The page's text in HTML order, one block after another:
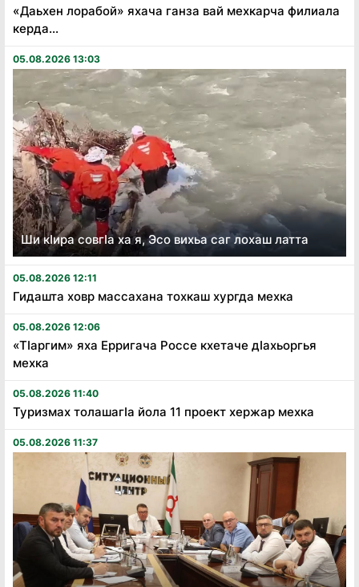
«Даьхен лорабой» яхача ганза вай мехкарча филиала
керда...
05.08.2026 13:03
Ши кӏира совгӏа ха я, Эсо вихьа саг лохаш латта
05.08.2026 12:11
Гидашта ховр массахана тохкаш хургда мехка
05.08.2026 12:06
«Тӏаргим» яха Ерригача Россе кхетаче дӏахьоргья
мехка
05.08.2026 11:40
Туризмах толашагӏа йола 11 проект хержар мехка
05.08.2026 11:37